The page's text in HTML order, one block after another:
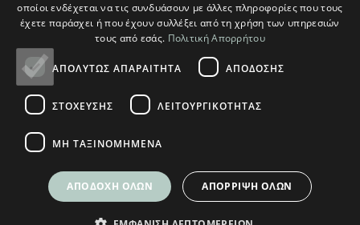
αποκλειστικές προσφορές.
Θα χρησιμοποιηθούν σύμφωνα με την δική μας
Πολιτική Απορρήτου
οποίοι ενδέχεται να τις συνδυάσουν με άλλες πληροφορίες που τους
έχετε παράσχει ή που έχουν συλλέξει από τη χρήση των υπηρεσιών
τους από εσάς. Πολιτική Απορρήτου
ΑΠΟΛΎΤΩΣ ΑΠΑΡΑΊΤΗΤΑ ΑΠΌΔΟΣΗΣ
ΣΤΌΧΕΥΣΗΣ ΛΕΙΤΟΥΡΓΙΚΌΤΗΤΑΣ
ΜΗ ΤΑΞΙΝΟΜΗΜΈΝΑ
ΑΠΟΔΟΧΉ ΌΛΩΝ ΑΠΌΡΡΙΨΗ ΌΛΩΝ